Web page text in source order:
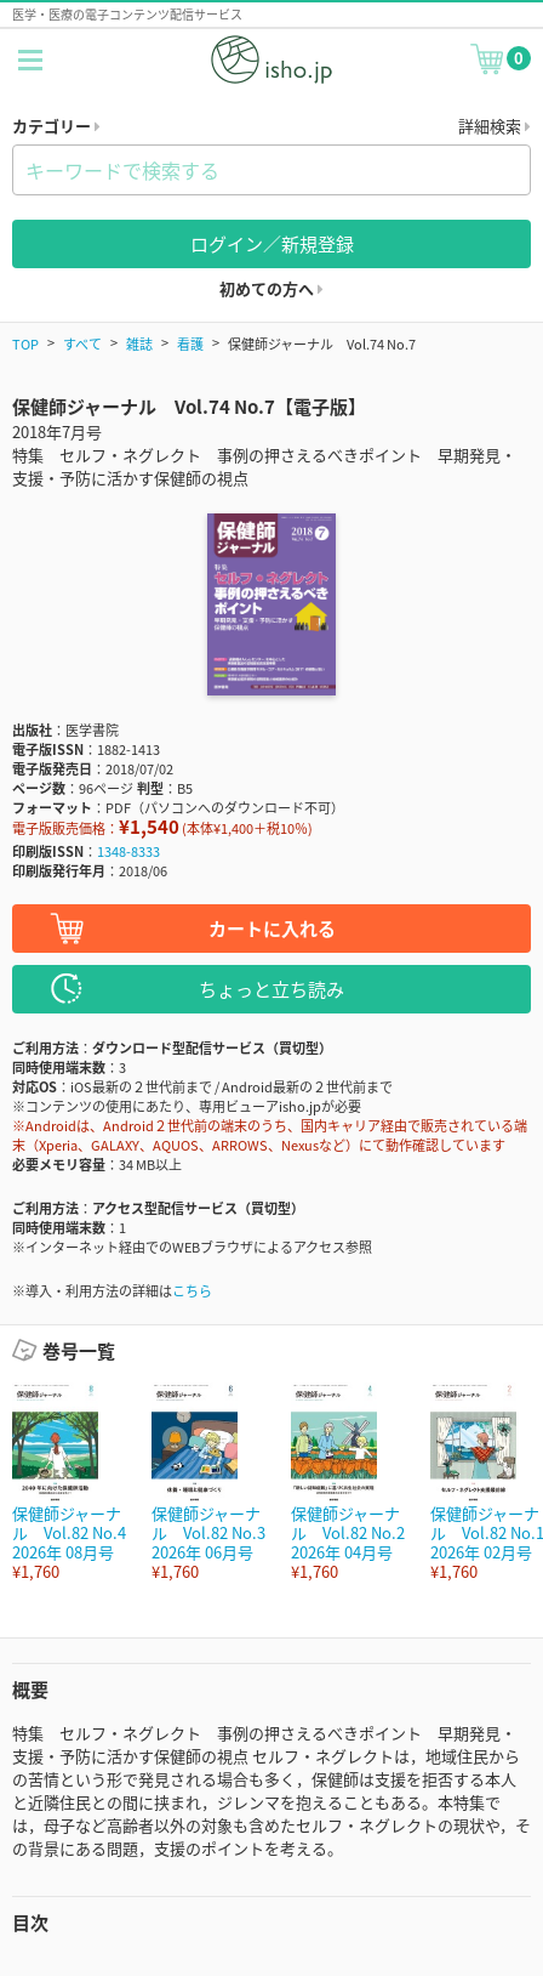
医学・医療の電子コンテンツ配信サービス
0
カテゴリー 詳細検索
ログイン／新規登録
初めての方へ
TOP すべて 雑誌 看護 保健師ジャーナル Vol.74 No.7
保健師ジャーナル Vol.74 No.7【電子版】
2018年7月号
特集 セルフ・ネグレクト 事例の押さえるべきポイント 早期発見・
支援・予防に活かす保健師の視点
出版社
医学書院
電子版ISSN
1882-1413
電子版発売日
2018/07/02
ページ数
96ページ判型
B5
フォーマット
PDF（パソコンへのダウンロード不可）
電子版販売価格： ¥1,540(本体¥1,400＋税10％)
印刷版ISSN
1348-8333
印刷版発行年月
2018/06
カートに入れる
ちょっと立ち読み
ご利用方法
ダウンロード型配信サービス（買切型）
同時使用端末数
3
対応OS
iOS最新の２世代前まで / Android最新の２世代前まで
※コンテンツの使用にあたり、専用ビューアisho.jpが必要
※Androidは、Android２世代前の端末のうち、国内キャリア経由で販売されている端
末（Xperia、GALAXY、AQUOS、ARROWS、Nexusなど）にて動作確認しています
必要メモリ容量
34 MB以上
ご利用方法
アクセス型配信サービス（買切型）
同時使用端末数
1
※インターネット経由でのWEBブラウザによるアクセス参照
※導入・利用方法の詳細はこちら
巻号一覧
保健師ジャーナ
ル Vol.82 No.4
2026年 08月号
¥1,760
保健師ジャーナ
ル Vol.82 No.3
2026年 06月号
¥1,760
保健師ジャーナ
ル Vol.82 No.2
2026年 04月号
¥1,760
保健師ジャーナ
ル Vol.82 No.1
2026年 02月号
¥1,760
概要
特集 セルフ・ネグレクト 事例の押さえるべきポイント 早期発見・
支援・予防に活かす保健師の視点 セルフ・ネグレクトは，地域住民から
の苦情という形で発見される場合も多く，保健師は支援を拒否する本人
と近隣住民との間に挟まれ，ジレンマを抱えることもある。本特集で
は，母子など高齢者以外の対象も含めたセルフ・ネグレクトの現状や，そ
の背景にある問題，支援のポイントを考える。
目次